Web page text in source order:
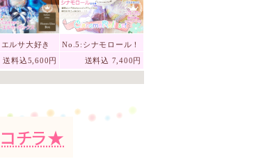
ルサ大好き
No.5:シナモロール！
送料込5,600円 送料込 7,400円
チラ★